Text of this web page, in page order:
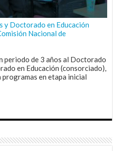
y Doctorado en Educación
Nacional de
periodo de 3 años al Doctorado
en Educación (consorciado),
en etapa inicial